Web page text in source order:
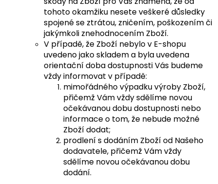
tohoto okamžiku nesete veškeré důsledky
spojené se ztrátou, zničením, poškozením či
jakýmkoli znehodnocením Zboží.
V případě, že Zboží nebylo v E-shopu
uvedeno jako skladem a byla uvedena
orientační doba dostupnosti Vás budeme
vždy informovat v případě:
mimořádného výpadku výroby Zboží,
přičemž Vám vždy sdělíme novou
očekávanou dobu dostupnosti nebo
informace o tom, že nebude možné
Zboží dodat;
prodlení s dodáním Zboží od Našeho
dodavatele, přičemž Vám vždy
sdělíme novou očekávanou dobu
dodání.